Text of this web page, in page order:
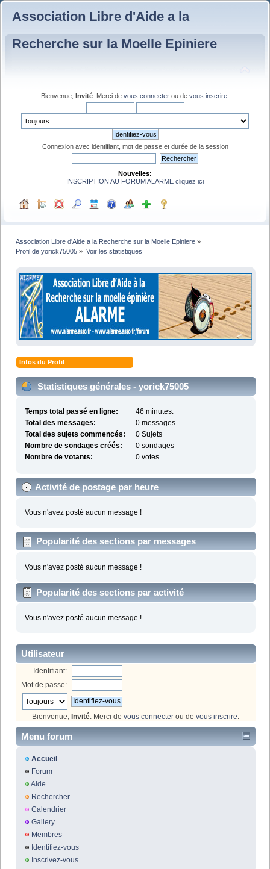
Association Libre d'Aide a la
Recherche sur la Moelle Epiniere
Bienvenue, Invité . Merci de vous connecter ou de vous inscrire
Connexion avec identifiant, mot de passe et durée de la session
Nouvelles:
INSCRIPTION AU FORUM ALARME cliquez ici
Association Libre d'Aide a la Recherche sur la Moelle Epiniere »
Profil de yorick75005 » Voir les statistiques
Infos du Profil
Statistiques générales - yorick75005
Temps total passé en ligne:
46 minutes.
Total des messages:
0 messages
Total des sujets commencés:
0 Sujets
Nombre de sondages créés:
0 sondages
Nombre de votants:
0 votes
Activité de postage par heure
Vous n'avez posté aucun message !
Popularité des sections par messages
Vous n'avez posté aucun message !
Popularité des sections par activité
Vous n'avez posté aucun message !
Utilisateur
Identifiant:
Mot de passe:
Bienvenue, Invité. Merci de vous connecter ou de vous inscrire.
Menu forum
Accueil
Forum
Aide
Rechercher
Calendrier
Gallery
Membres
Identifiez-vous
Inscrivez-vous